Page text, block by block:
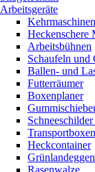
Arbeitsgeräte
Heckenschere
Arbeitsbühnen
Schaufeln und
Ballen- und
Futterräumer
Boxenplaner
Transportboxen
Heckcontainer
Grünlandeggen